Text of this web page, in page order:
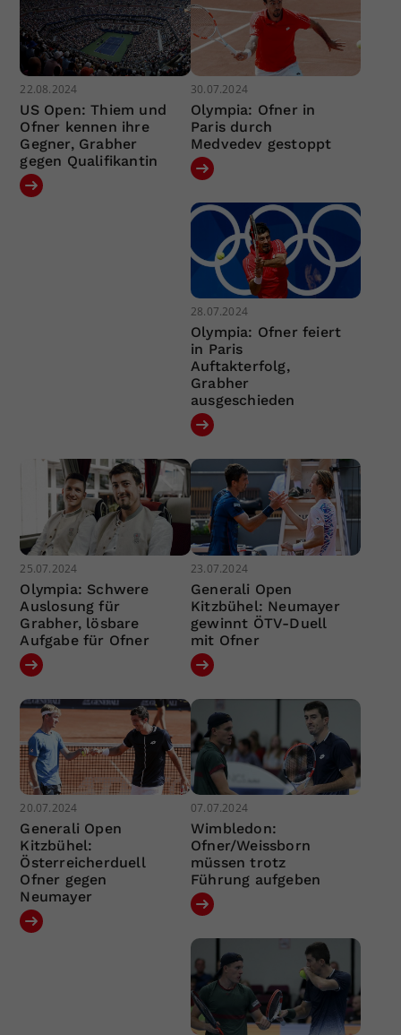
22.08.2024
US Open: Thiem und
Ofner kennen ihre
Gegner, Grabher
gegen Qualifikantin
30.07.2024
Olympia: Ofner in
Paris durch
Medvedev gestoppt
28.07.2024
Olympia: Ofner feiert
in Paris
Auftakterfolg,
Grabher
ausgeschieden
25.07.2024
Olympia: Schwere
Auslosung für
Grabher, lösbare
Aufgabe für Ofner
23.07.2024
Generali Open
Kitzbühel: Neumayer
gewinnt ÖTV-Duell
mit Ofner
20.07.2024
Generali Open
Kitzbühel:
Österreicherduell
Ofner gegen
Neumayer
07.07.2024
Wimbledon:
Ofner/Weissborn
müssen trotz
Führung aufgeben